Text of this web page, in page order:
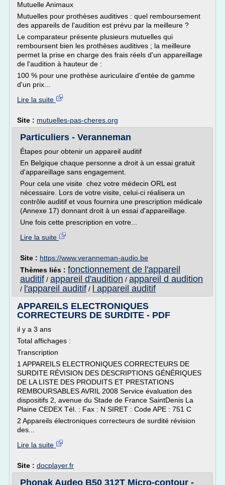
Mutuelle Animaux
Mutuelles pour prothèses auditives : quel remboursement
des appareils de l'audition est prévu par la meilleure ?
Le comparateur présente plusieurs mutuelles qui
remboursent bien les prothèses auditives ; la meilleure
permet la prise en charge des frais réels d'un appareillage
de l'audition à hauteur de :
100 % pour une prothèse auriculaire d'entée de gamme
d'un prix...
Lire la suite
Site : mutuelles-pas-cheres.org
Particuliers - Veranneman
Étapes pour obtenir un appareil auditif
En Belgique chaque personne a droit à un essai gratuit
d'appareillage sans engagement.
Pour cela une visite chez votre médecin ORL est
nécessaire. Lors de votre visite, celui-ci réalisera un
contrôle auditif et vous fournira une prescription médicale
(Annexe 17) donnant droit à un essai d'appareillage.
Une fois cette prescription en votre...
Lire la suite
Site : https://www.veranneman-audio.be
Thèmes liés : fonctionnement de l'appareil
auditif / appareil d'audition / appareil d audition
/ l'appareil auditif /
l appareil auditif
APPAREILS ELECTRONIQUES
CORRECTEURS DE SURDITE - PDF
il y a 3 ans
Total affichages :
Transcription
1 APPAREILS ELECTRONIQUES CORRECTEURS DE
SURDITE RÉVISION DES DESCRIPTIONS GÉNÉRIQUES
DE LA LISTE DES PRODUITS ET PRESTATIONS
REMBOURSABLES AVRIL 2008 Service évaluation des
dispositifs 2, avenue du Stade de France SaintDenis La
Plaine CEDEX Tél. : Fax : N SIRET : Code APE : 751 C
2 Appareils électroniques correcteurs de surdité révision
des...
Lire la suite
Site : docplayer.fr
Phonak Audeo B50 312T Micro-contour -